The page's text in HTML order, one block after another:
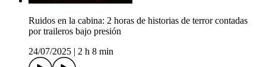
Ruidos en la cabina: 2 horas de historias de terror contadas
por traileros bajo presión
24/07/2025
2 h 8 min